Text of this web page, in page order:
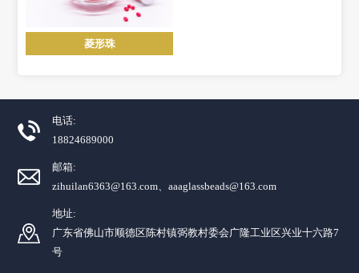
菱形珠
电话:
18824689000
邮箱:
zihuilan6363@163.com、aaaglassbeads@163.com
地址:
广东省佛山市顺德区陈村镇弼教村委会广隆工业区兴业十六路7
号